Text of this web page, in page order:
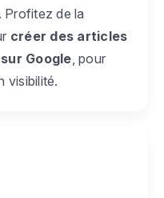
de la
créer des articles
Google , pour
visibilité.